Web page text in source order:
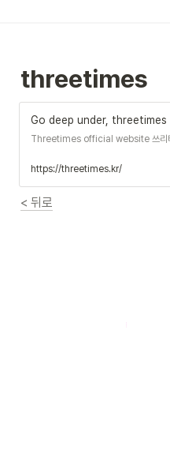
threetimes
Go deep under, threetimes
Threetimes official website 쓰리타
https://threetimes.kr/
< 뒤로